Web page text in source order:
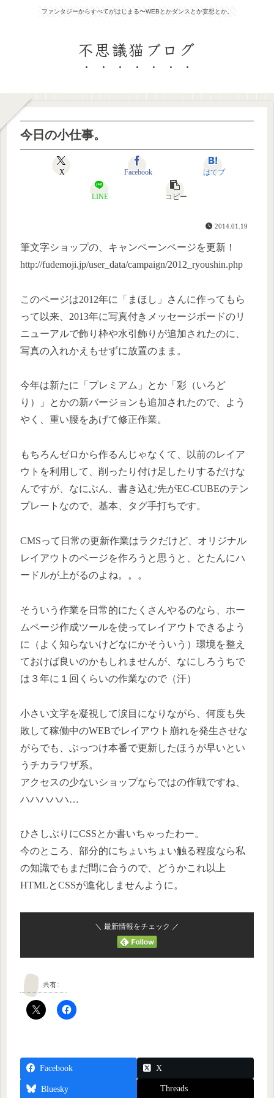
ファンタジーからすべてがはじまる〜WEBとかダンスとか妄想とか。
不思議猫ブログ
今日の小仕事。
X Facebook はてブ
LINE コピー
2014.01.19
筆文字ショップの、キャンペーンページを更新！
http://fudemoji.jp/user_data/campaign/2012_ryoushin.php
このページは2012年に「まほし」さんに作ってもら
って以来、2013年に写真付きメッセージボードのリ
ニューアルで飾り枠や水引飾りが追加されたのに、
写真の入れかえもせずに放置のまま。
今年は新たに「プレミアム」とか「彩（いろど
り）」とかの新バージョンも追加されたので、よう
やく、重い腰をあげて修正作業。
もちろんゼロから作るんじゃなくて、以前のレイア
ウトを利用して、削ったり付け足したりするだけな
んですが、なにぶん、書き込む先がEC-CUBEのテン
プレートなので、基本、タグ手打ちです。
CMSって日常の更新作業はラクだけど、オリジナル
レイアウトのページを作ろうと思うと、とたんにハ
ードルが上がるのよね。。。
そういう作業を日常的にたくさんやるのなら、ホー
ムページ作成ツールを使ってレイアウトできるよう
に（よく知らないけどなにかそういう）環境を整え
ておけば良いのかもしれませんが、なにしろうちで
は３年に１回くらいの作業なので（汗）
小さい文字を凝視して涙目になりながら、何度も失
敗して稼働中のWEBでレイアウト崩れを発生させな
がらでも、ぶっつけ本番で更新したほうが早いとい
うチカラワザ系。
アクセスの少ないショップならではの作戦ですね、
ハハハハハ…
ひさしぶりにCSSとか書いちゃったわー。
今のところ、部分的にちょいちょい触る程度なら私
の知識でもまだ間に合うので、どうかこれ以上
HTMLとCSSが進化しませんように。
＼ 最新情報をチェック ／
共有:
Facebook X
Bluesky Threads